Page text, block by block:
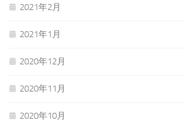
2021年2月
2021年1月
2020年12月
2020年11月
2020年10月